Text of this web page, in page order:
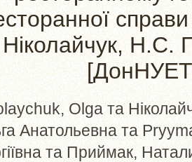
Ніколайчук, Н.С.
Olga та
Анатольевна та
та Приймак,